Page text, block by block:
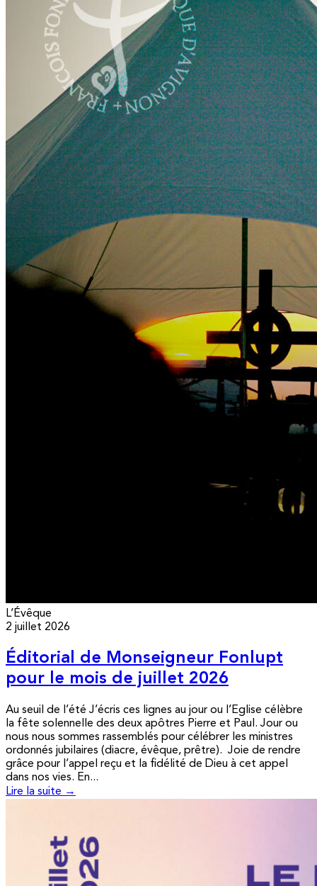
L’Évêque
2 juillet 2026
Éditorial de Monseigneur Fonlupt
pour le mois de juillet 2026
Au seuil de l’été J’écris ces lignes au jour ou l’Eglise célèbre
la fête solennelle des deux apôtres Pierre et Paul. Jour ou
nous nous sommes rassemblés pour célébrer les ministres
ordonnés jubilaires (diacre, évêque, prêtre). Joie de rendre
grâce pour l’appel reçu et la fidélité de Dieu à cet appel
dans nos vies. En...
Lire la suite →